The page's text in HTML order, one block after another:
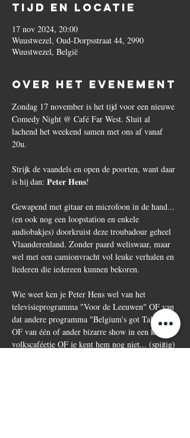
Tijd en locatie
17 nov 2024, 20:00
Wuustwezel, Oud-Dorpsstraat 44, 2990
Wuustwezel, België
Over het evenement
Zondag 17 november is het tijd voor een nieuwe
Comedy Night @ Café Far West. Sluit al
lachend het weekend samen met ons af vanaf
20u.
Strijk de vaandels en open de poorten, want daar
is hij dan: 𝐏𝐞𝐭𝐞𝐫 𝐇𝐞𝐧𝐬!
Gewapend met gitaar en microfoon in de hand...
(en ook nog een loopstation en enkele
audiobakjes) doorkruist deze troubadour geheel
Vlaanderenland. Zonder paard weliswaar, maar
wel met een camionvracht vol leuke verhalen en
liederen die iedereen kunnen bekoren.
Wie weet ken je Peter Hens wel van het
televisieprogramma "Voor de Leeuwen" OF van
dat andere programma "Belgium's got Talent"....
OF van één of ander bizarre show in een klein
volkscaféetje OF je kent hem nog niet... (spijtig)